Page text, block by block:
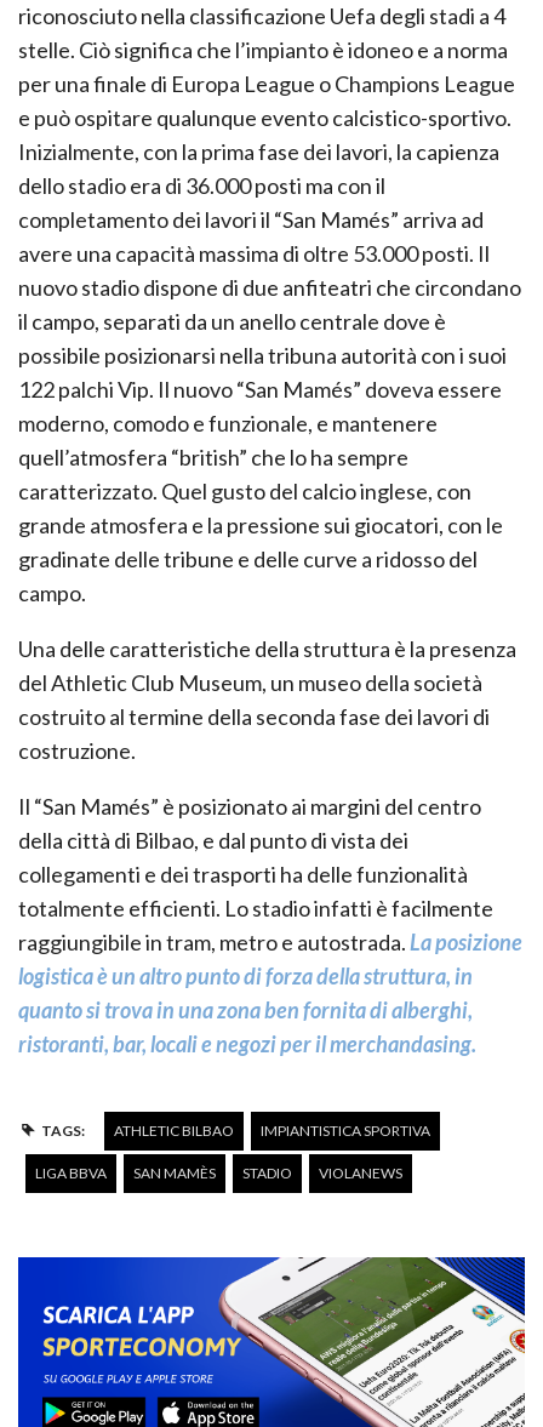
riconosciuto nella classificazione Uefa degli stadi a 4
stelle. Ciò significa che l’impianto è idoneo e a norma
per una finale di Europa League o Champions League
e può ospitare qualunque evento calcistico-sportivo.
Inizialmente, con la prima fase dei lavori, la capienza
dello stadio era di 36.000 posti ma con il
completamento dei lavori il “San Mamés” arriva ad
avere una capacità massima di oltre 53.000 posti. Il
nuovo stadio dispone di due anfiteatri che circondano
il campo, separati da un anello centrale dove è
possibile posizionarsi nella tribuna autorità con i suoi
122 palchi Vip. Il nuovo “San Mamés” doveva essere
moderno, comodo e funzionale, e mantenere
quell’atmosfera “british” che lo ha sempre
caratterizzato. Quel gusto del calcio inglese, con
grande atmosfera e la pressione sui giocatori, con le
gradinate delle tribune e delle curve a ridosso del
campo.
Una delle caratteristiche della struttura è la presenza
del Athletic Club Museum, un museo della società
costruito al termine della seconda fase dei lavori di
costruzione.
Il “San Mamés” è posizionato ai margini del centro
della città di Bilbao, e dal punto di vista dei
collegamenti e dei trasporti ha delle funzionalità
totalmente efficienti. Lo stadio infatti è facilmente
raggiungibile in tram, metro e autostrada.La posizione
logistica è un altro punto di forza della struttura, in
quanto si trova in una zona ben fornita di alberghi,
ristoranti, bar, locali e negozi per il merchandasing.
TAGS: ATHLETIC BILBAO IMPIANTISTICA SPORTIVA
LIGA BBVA SAN MAMÈS STADIO VIOLANEWS